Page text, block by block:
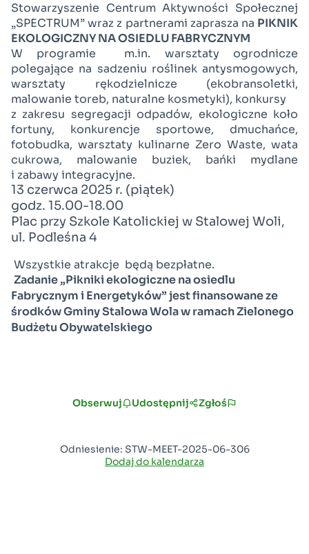
Stowarzyszenie Centrum Aktywności Społecznej
„SPECTRUM” wraz z partnerami zaprasza na PIKNIK
EKOLOGICZNY NA OSIEDLU FABRYCZNYM
W programie
m.in. warsztaty ogrodnicze
polegające na sadzeniu roślinek antysmogowych,
warsztaty rękodzielnicze (ekobransoletki,
malowanie toreb, naturalne kosmetyki), konkursy
z zakresu segregacji odpadów, ekologiczne koło
fortuny, konkurencje sportowe, dmuchańce,
fotobudka, warsztaty kulinarne Zero Waste, wata
cukrowa, malowanie buziek, bańki mydlane
i zabawy integracyjne.
13 czerwca 2025 r. (piątek)
godz. 15.00-18.00
Plac przy Szkole Katolickiej w Stalowej Woli,
ul. Podleśna 4
Wszystkie atrakcje będą bezpłatne.
Zadanie „Pikniki ekologiczne na osiedlu
Fabrycznym i Energetyków” jest finansowane ze
środków Gminy Stalowa Wola w ramach Zielonego
Budżetu Obywatelskiego
Obserwuj Udostępnij Zgłoś
Odniesienie: STW-MEET-2025-06-306
Dodaj do kalendarza